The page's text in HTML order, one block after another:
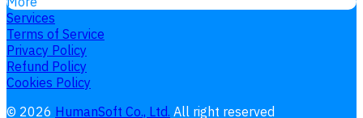
Services
Terms of Service
Privacy Policy
Refund Policy
Cookies Policy
© 2026 HumanSoft Co., Ltd. All right reserved